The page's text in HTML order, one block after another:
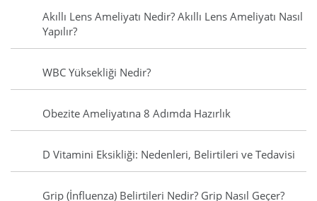
Akıllı Lens Ameliyatı Nedir? Akıllı Lens Ameliyatı Nasıl
Yapılır?
WBC Yüksekliği Nedir?
Obezite Ameliyatına 8 Adımda Hazırlık
D Vitamini Eksikliği: Nedenleri, Belirtileri ve Tedavisi
Grip (İnfluenza) Belirtileri Nedir? Grip Nasıl Geçer?